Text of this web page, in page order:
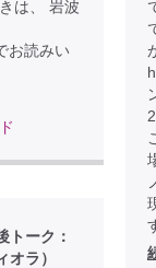
は、 岩波
お読みい
トーク：
ラ）